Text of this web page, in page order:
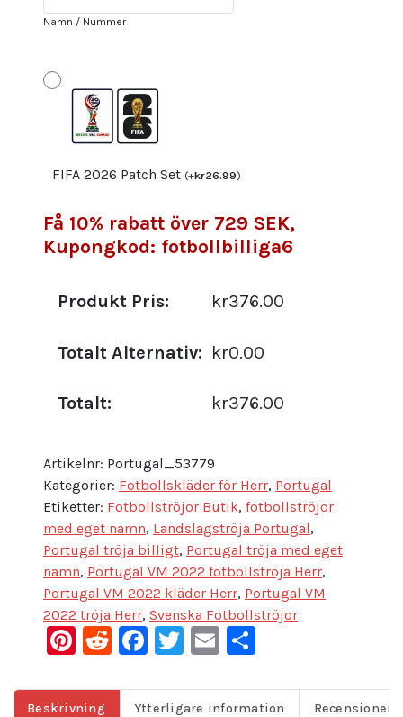
+
med
FERREIRA
Billiga
Sverige
mängd
Namn / Nummer
FIFA 2026 Patch Set (+kr26.99)
Få 10% rabatt över 729 SEK,
Kupongkod: fotbollbilliga6
Produkt Pris: kr376.00
Totalt Alternativ: kr0.00
Totalt: kr376.00
Artikelnr: Portugal_53779
Kategorier: Fotbollskläder för Herr, Portugal
Etiketter: Fotbollströjor Butik, fotbollströjor
med eget namn, Landslagströja Portugal,
Portugal tröja billigt, Portugal tröja med eget
namn, Portugal VM 2022 fotbollströja Herr,
Portugal VM 2022 kläder Herr, Portugal VM
2022 tröja Herr, Svenska Fotbollströjor
Pinterest
Reddit
Facebook
Twitter
Email
Beskrivning Ytterligare information Recensioner